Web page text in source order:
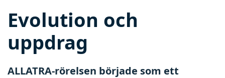
Evolution och
uppdrag
ALLATRA-rörelsen började som ett